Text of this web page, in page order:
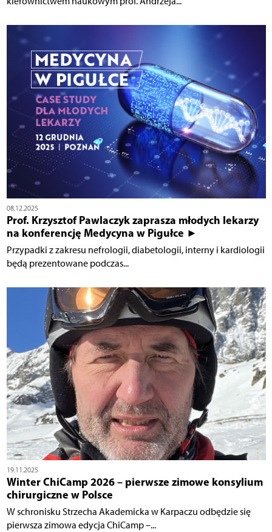
08.12.2025
Prof. Krzysztof Pawlaczyk zaprasza młodych lekarzy
na konferencję Medycyna w Pigułce ►
Przypadki z zakresu nefrologii, diabetologii, interny i kardiologii
będą prezentowane podczas...
19.11.2025
Winter ChiCamp 2026 – pierwsze zimowe konsylium
chirurgiczne w Polsce
W schronisku Strzecha Akademicka w Karpaczu odbędzie się
pierwsza zimowa edycja ChiCamp –...